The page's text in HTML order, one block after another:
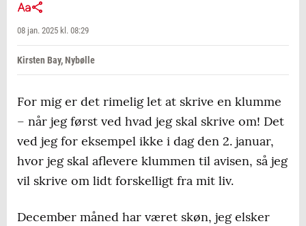
08 jan. 2025 kl. 08:29
Kirsten Bay, Nybølle
For mig er det rimelig let at skrive en klumme
– når jeg først ved hvad jeg skal skrive om! Det
ved jeg for eksempel ikke i dag den 2. januar,
hvor jeg skal aflevere klummen til avisen, så jeg
vil skrive om lidt forskelligt fra mit liv.
December måned har været skøn, jeg elsker